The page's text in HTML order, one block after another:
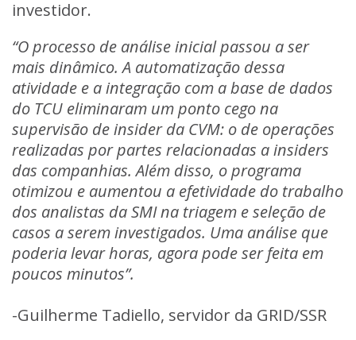
investidor.
“O processo de análise inicial passou a ser
mais dinâmico. A automatização dessa
atividade e a integração com a base de dados
do TCU eliminaram um ponto cego na
supervisão de insider da CVM: o de operações
realizadas por partes relacionadas a insiders
das companhias. Além disso, o programa
otimizou e aumentou a efetividade do trabalho
dos analistas da SMI na triagem e seleção de
casos a serem investigados. Uma análise que
poderia levar horas, agora pode ser feita em
poucos minutos”.
-Guilherme Tadiello, servidor da GRID/SSR